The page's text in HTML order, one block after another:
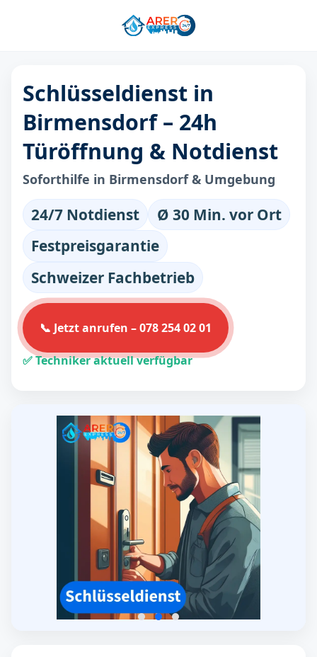
Schlüsseldienst in
Birmensdorf – 24h
Türöffnung & Notdienst
Soforthilfe in Birmensdorf & Umgebung
24/7 Notdienst
Ø 30 Min. vor Ort
Festpreisgarantie
Schweizer Fachbetrieb
📞 Jetzt anrufen – 078 254 02 01
✅ Techniker aktuell verfügbar